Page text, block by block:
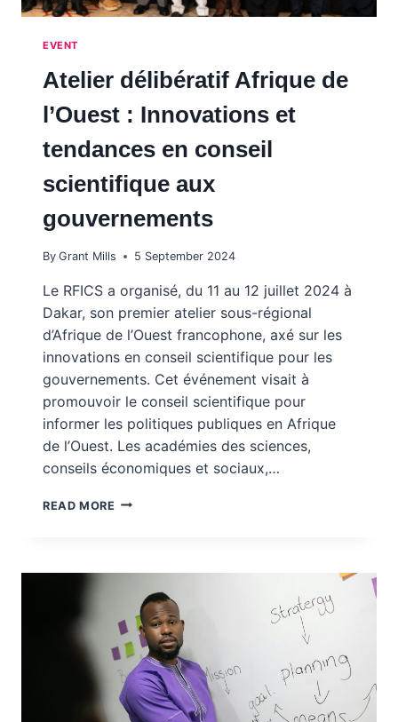
EVENT
Atelier délibératif Afrique de
l’Ouest : Innovations et
tendances en conseil
scientifique aux
gouvernements
By Grant Mills 5 September 2024
Le RFICS a organisé, du 11 au 12 juillet 2024 à
Dakar, son premier atelier sous-régional
d’Afrique de l’Ouest francophone, axé sur les
innovations en conseil scientifique pour les
gouvernements. Cet événement visait à
promouvoir le conseil scientifique pour
informer les politiques publiques en Afrique
de l’Ouest. Les académies des sciences,
conseils économiques et sociaux,…
READ MORE ATELIER
L’OUEST
INNOVATIONS
ET
TENDANCES
EN
CONSEIL
SCIENTIFIQUE
AUX